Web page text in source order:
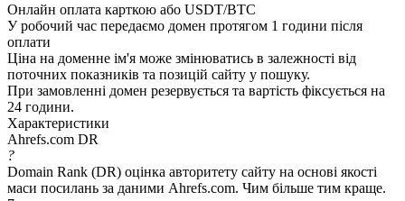
Онлайн оплата карткою або USDT/BTC
У робочий час передаємо домен протягом 1 години після
оплати
Ціна на доменне ім'я може змінюватись в залежності від
поточних показників та позицій сайту у пошуку.
При замовленні домен резервується та вартість фіксується на
24 години.
Характеристики
Ahrefs.com DR
?
Domain Rank (DR) оцінка авторитету сайту на основі якості
маси посилань за даними Ahrefs.com. Чим більше тим краще.